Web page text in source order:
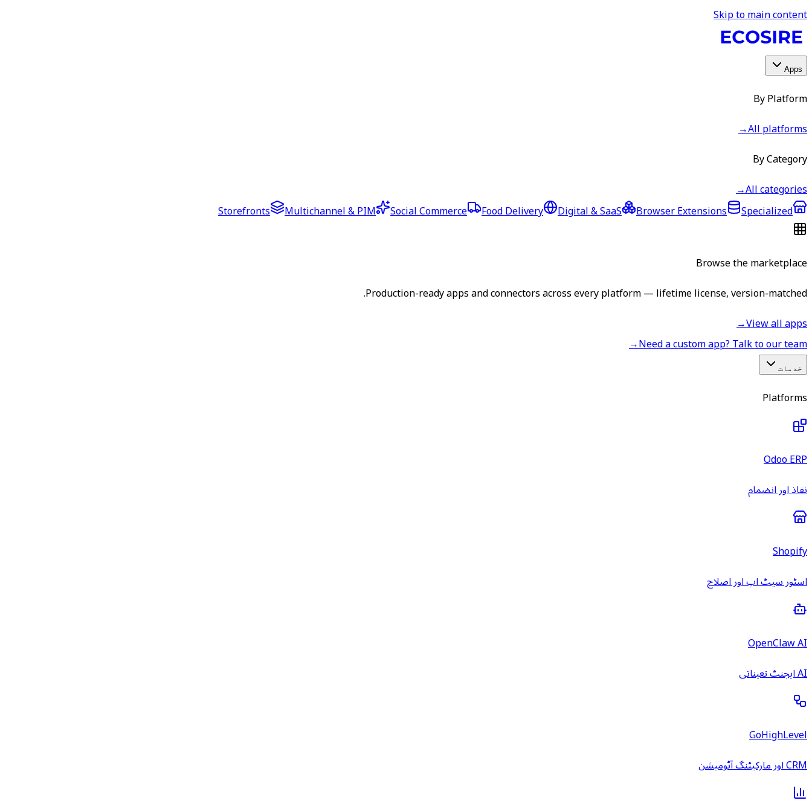
Skip to main content
Apps
By Platform
All platforms
→
By Category
All categories
→
Storefronts
Multichannel & PIM Social Commerce Food Delivery Digital & SaaS Browser Extensions Specialized
Browse the marketplace
Production-ready apps and connectors across every platform — lifetime license, version-matched.
View all apps
→
Need a custom app? Talk to our team
→
خدمات
Platforms
Odoo ERP
نفاذ اور انضمام
Shopify
اسٹور سیٹ اپ اور اصلاح
OpenClaw AI
AI ایجنٹ تعیناتی
GoHighLevel
CRM اور مارکیٹنگ آٹومیشن